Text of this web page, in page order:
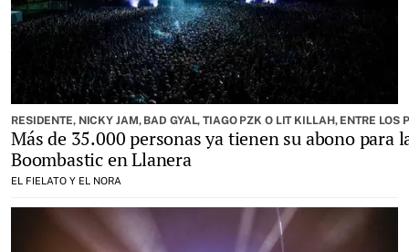
RESIDENTE, NICKY JAM, BAD GYAL, TIAGO PZK O LIT KILLAH, ENTRE LOS
Más de 35.000 personas ya tienen su abono para
Boombastic en Llanera
EL FIELATO Y EL NORA